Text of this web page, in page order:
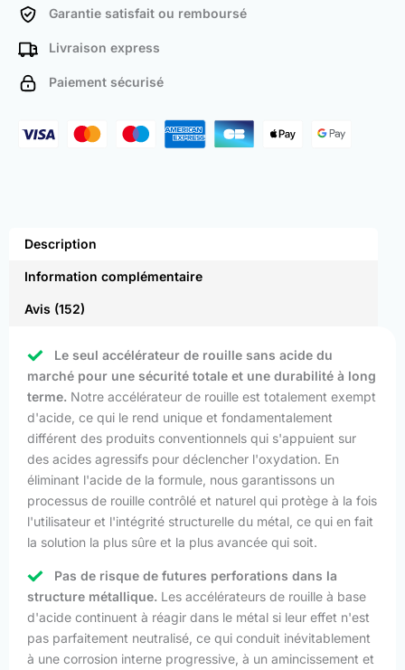
Garantie satisfait ou remboursé
Livraison express
Paiement sécurisé
Description
Information complémentaire
Avis (152)
Le seul accélérateur de rouille sans acide du
marché pour une sécurité totale et une durabilité à long
terme. Notre accélérateur de rouille est totalement exempt
d'acide, ce qui le rend unique et fondamentalement
différent des produits conventionnels qui s'appuient sur
des acides agressifs pour déclencher l'oxydation. En
éliminant l'acide de la formule, nous garantissons un
processus de rouille contrôlé et naturel qui protège à la fois
l'utilisateur et l'intégrité structurelle du métal, ce qui en fait
la solution la plus sûre et la plus avancée qui soit.
Pas de risque de futures perforations dans la
structure métallique. Les accélérateurs de rouille à base
d'acide continuent à réagir dans le métal si leur effet n'est
pas parfaitement neutralisé, ce qui conduit inévitablement
à une corrosion interne progressive, à un amincissement et